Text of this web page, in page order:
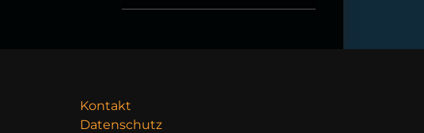
Kontakt
Datenschutz